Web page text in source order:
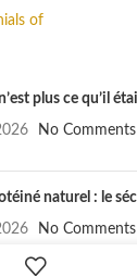
of
plus ce qu’il
No Comments
naturel : le
No Comments